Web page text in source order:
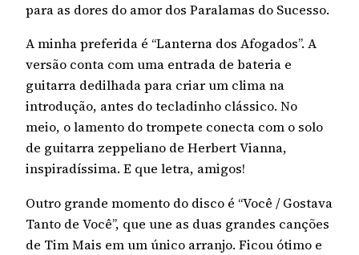
para as dores do amor dos Paralamas do Sucesso.
A minha preferida é “Lanterna dos Afogados”. A
versão conta com uma entrada de bateria e
guitarra dedilhada para criar um clima na
introdução, antes do tecladinho clássico. No
meio, o lamento do trompete conecta com o solo
de guitarra zeppeliano de Herbert Vianna,
inspiradíssima. E que letra, amigos!
Outro grande momento do disco é “Você / Gostava
Tanto de Você”, que une as duas grandes canções
de Tim Mais em um único arranjo. Ficou ótimo e